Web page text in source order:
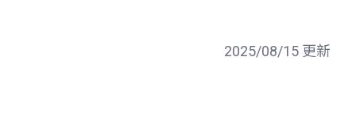
2025/08/15 更新